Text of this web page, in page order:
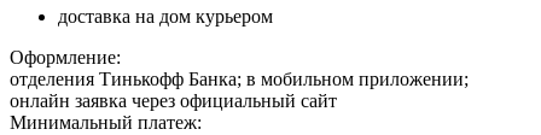
доставка на дом курьером
Оформление:
отделения Тинькофф Банка; в мобильном приложении;
онлайн заявка через официальный сайт
Минимальный платеж: